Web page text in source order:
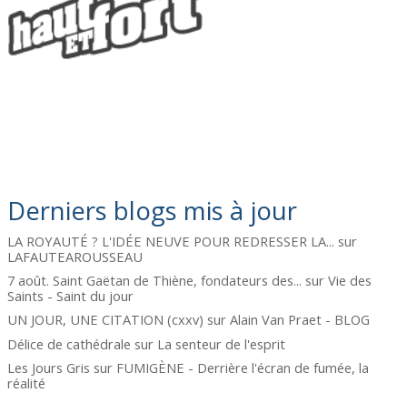
Derniers blogs mis à jour
LA ROYAUTÉ ? L'IDÉE NEUVE POUR REDRESSER LA... sur
LAFAUTEAROUSSEAU
7 août. Saint Gaëtan de Thiène, fondateurs des... surVie des
Saints - Saint du jour
UN JOUR, UNE CITATION (cxxv) surAlain Van Praet - BLOG
Délice de cathédrale sur La senteur de l'esprit
Les Jours Gris sur FUMIGÈNE - Derrière l'écran de fumée, la
réalité